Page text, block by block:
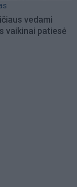
vedami
vaikinai patiesė